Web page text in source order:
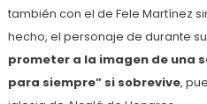
también con el de Fele Martínez
hecho, el personaje de durante
prometer a la imagen de una
para siempre” si sobrevive,